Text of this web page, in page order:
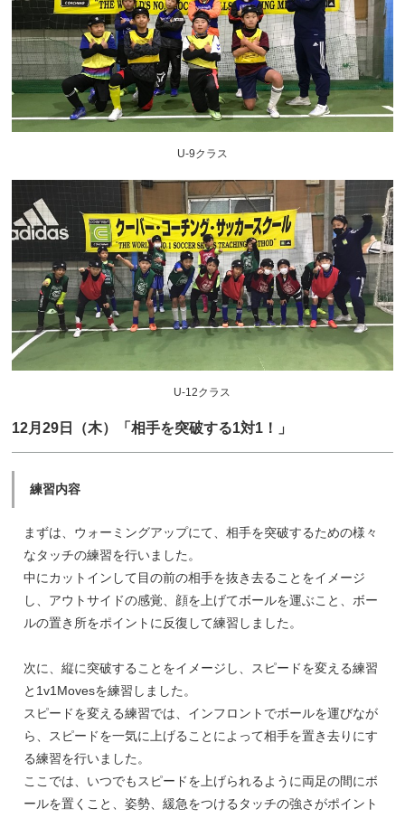
U-9クラス
U-12クラス
12月29日（木）「相手を突破する1対1！」
練習内容
まずは、ウォーミングアップにて、相手を突破するための様々
なタッチの練習を行いました。
中にカットインして目の前の相手を抜き去ることをイメージ
し、アウトサイドの感覚、顔を上げてボールを運ぶこと、ボー
ルの置き所をポイントに反復して練習しました。
次に、縦に突破することをイメージし、スピードを変える練習
と1v1Movesを練習しました。
スピードを変える練習では、インフロントでボールを運びなが
ら、スピードを一気に上げることによって相手を置き去りにす
る練習を行いました。
ここでは、いつでもスピードを上げられるように両足の間にボ
ールを置くこと、姿勢、緩急をつけるタッチの強さがポイント